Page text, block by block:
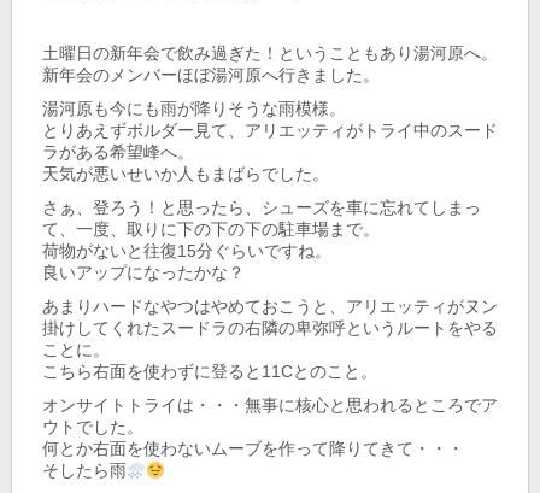
土曜日の新年会で飲み過ぎた！ということもあり湯河原へ。
新年会のメンバーほぼ湯河原へ行きました。
湯河原も今にも雨が降りそうな雨模様。
とりあえずボルダー見て、アリエッティがトライ中のスード
ラがある希望峰へ。
天気が悪いせいか人もまばらでした。
さぁ、登ろう！と思ったら、シューズを車に忘れてしまっ
て、一度、取りに下の下の下の駐車場まで。
荷物がないと往復15分ぐらいですね。
良いアップになったかな？
あまりハードなやつはやめておこうと、アリエッティがヌン
掛けしてくれたスードラの右隣の卑弥呼というルートをやる
ことに。
こちら右面を使わずに登ると11Cとのこと。
オンサイトトライは・・・無事に核心と思われるところでア
ウトでした。
何とか右面を使わないムーブを作って降りてきて・・・
そしたら雨